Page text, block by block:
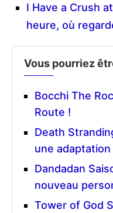
I Have a Crush
heure, où
Vous pourriez
Bocchi The
Route !
Death
une adaptation
Dandadan
nouveau
Tower of God